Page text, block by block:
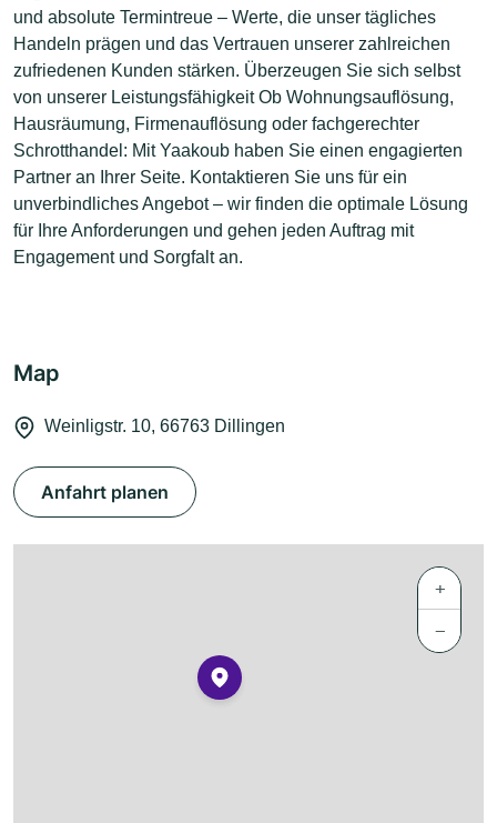
und absolute Termintreue – Werte, die unser tägliches
Handeln prägen und das Vertrauen unserer zahlreichen
zufriedenen Kunden stärken. Überzeugen Sie sich selbst
von unserer Leistungsfähigkeit Ob Wohnungsauflösung,
Hausräumung, Firmenauflösung oder fachgerechter
Schrotthandel: Mit Yaakoub haben Sie einen engagierten
Partner an Ihrer Seite. Kontaktieren Sie uns für ein
unverbindliches Angebot – wir finden die optimale Lösung
für Ihre Anforderungen und gehen jeden Auftrag mit
Engagement und Sorgfalt an.
Map
Weinligstr. 10, 66763 Dillingen
Anfahrt planen
+
−